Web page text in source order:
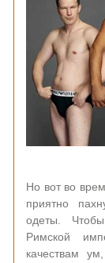
Но вот во
приятно
одеты.
Римской
качествам